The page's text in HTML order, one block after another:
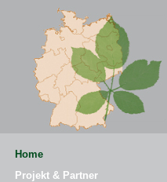
Home
Projekt & Partner